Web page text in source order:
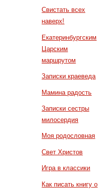
Свистать всех
наверх!
Екатеринбургским
Царским
маршрутом
Записки краеведа
Мамина радость
Записки сестры
милосердия
Моя родословная
Свет Христов
Игра в классики
Как писать книгу о